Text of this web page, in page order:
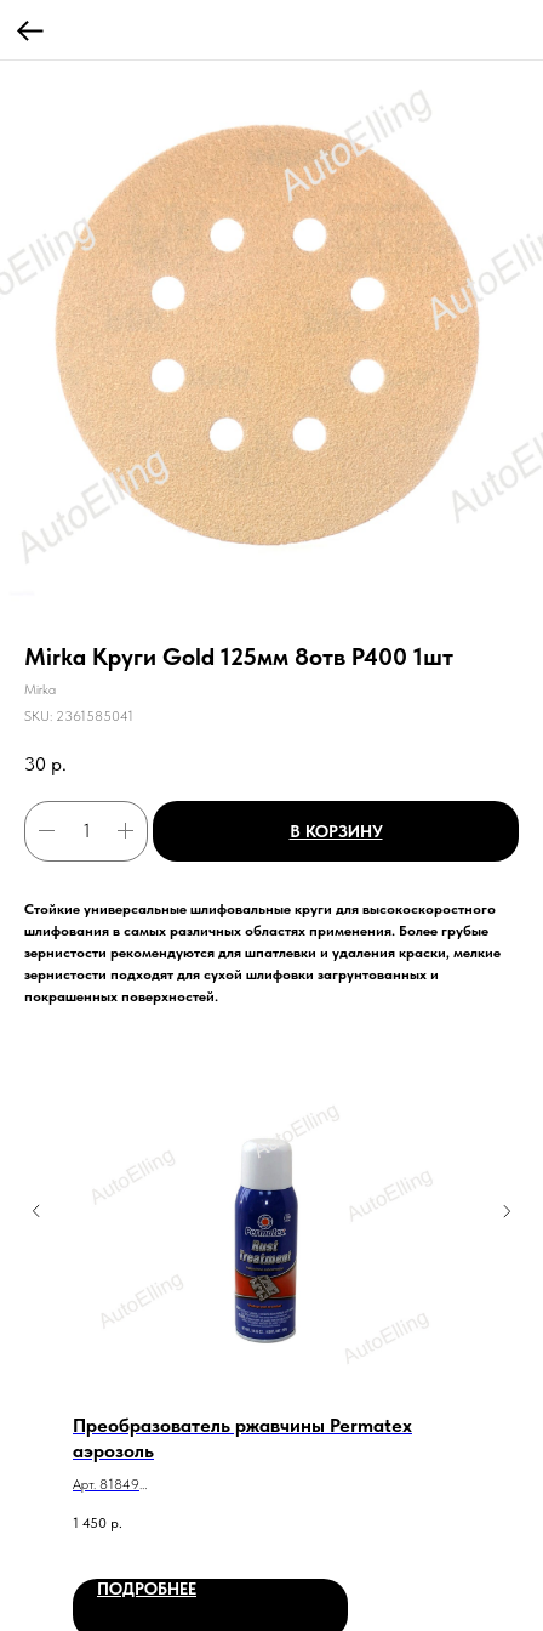
Mirka Круги Gold 125мм 8отв Р400 1шт
Mirka
SKU: 2361585041
30 р.
В КОРЗИНУ
Стойкие универсальные шлифовальные круги для высокоскоростного
шлифования в самых различных областях применения. Более грубые
зернистости рекомендуются для шпатлевки и удаления краски, мелкие
зернистости подходят для сухой шлифовки загрунтованных и
покрашенных поверхностей.
Преобразователь ржавчины Permatex
аэрозоль
Арт. 81849
1 450 р.
ПОДРОБНЕЕ